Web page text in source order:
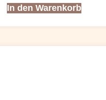
In den Warenkorb